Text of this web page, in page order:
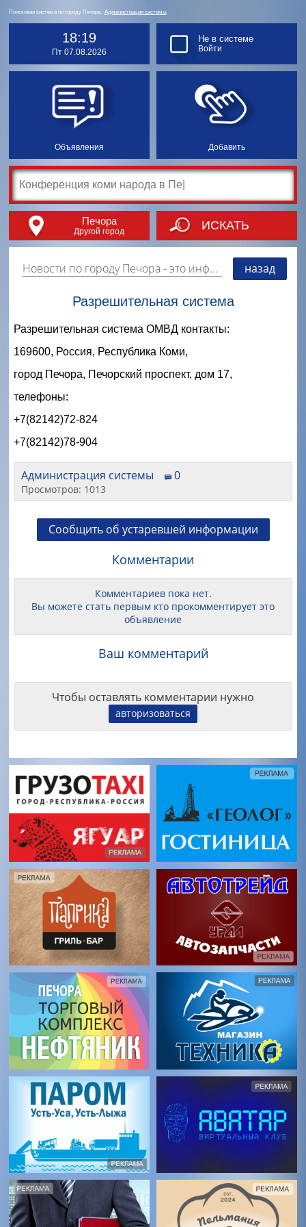
Поисковая система по городу Печора. Администрация системы
18:19
Пт 07.08.2026
Объявления Добавить
Не в системе
Войти
Печора
Другой город ИСКАТЬ
Новости по городу Печора- это информация о событиях, мероприятиях и торгово-коммерческой деятельности города. Страницу наполняют платные и бесплатные объявления, имеющие функцию "поднятия вверх списка". назад
Разрешительная система
Разрешительная система ОМВД контакты:
169600, Россия, Республика Коми,
город Печора, Печорский проспект, дом 17,
телефоны:
+7(82142)72-824
+7(82142)78-904
Администрация системы 0
Просмотров: 1013
Сообщить об устаревшей информации
Комментарии
Комментариев пока нет.
Вы можете стать первым кто прокомментирует это
объявление
Ваш комментарий
Чтобы оставлять комментарии нужно
авторизоваться